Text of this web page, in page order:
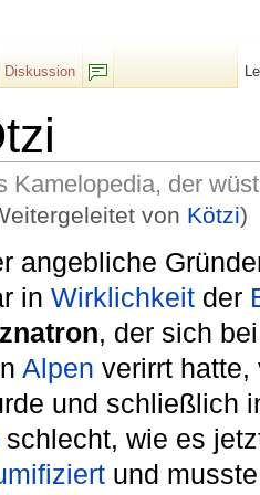
Kamelopedia, der
von Kötzi)
angebliche
in Wirklichkeit der
, der sich
Alpen verirrt
und schließlich
schlecht, wie es
und
Diskussion